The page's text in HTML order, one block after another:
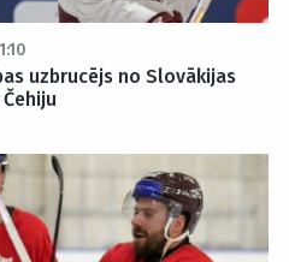
uzbrucējs no Slovākijas